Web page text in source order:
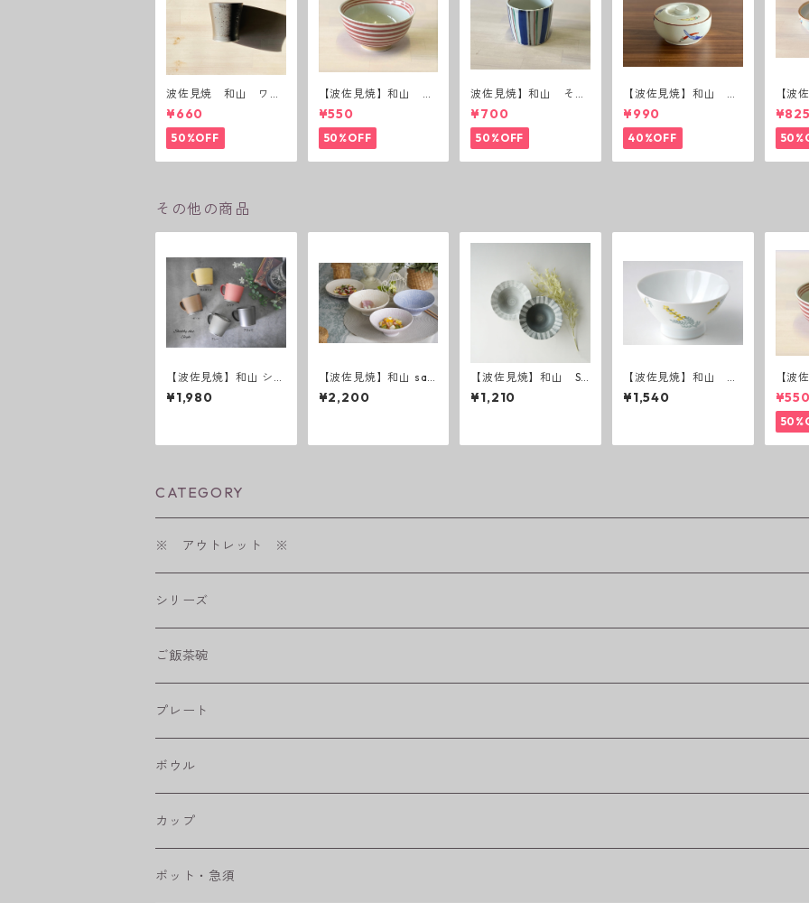
波佐見焼 和山 ワビ
カップ 黒錆 3種(アウ
トレット）
¥660
50%OFF
【波佐見焼】和山 ボ
ーダー茶碗 赤
¥550
50%OFF
波佐見焼】和山 そば
猪口（十草）
¥700
50%OFF
【波佐見焼】和山 蓋
付丸鉢(唐辛子)
¥990
40%OFF
【波
付丸
その他の商品
【波佐見焼】和山 シャ
ビー KKマグカップ
¥1,980
【波佐見焼】和山 saz
anami 平碗
¥2,200
【波佐見焼】和山 Sh
abby chic style ボウ
ルS ( ダークグレー
¥1,210
【波佐見焼】和山 和
ミモザ お茶碗
¥1,540
【波
ーダ
CATEGORY
※ アウトレット ※
シリーズ
shabby chic style
フラワーパレード
八角シリーズ
RONDE
ベベルボウル
ご飯茶碗
プレート
楕円皿
丸皿
長皿
ボウル
大鉢
中鉢
カップ
カップ
ポット・急須